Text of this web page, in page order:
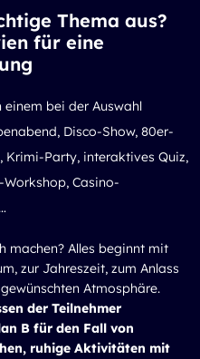
Thema aus?
für eine
bei der Auswahl
Disco-Show, 80er-
Krimi-Party, interaktives Quiz,
Casino-
machen? Alles beginnt mit
zur Jahreszeit, zum Anlass
Atmosphäre.
der Teilnehmer
B für den Fall von
ruhige Aktivitäten mit